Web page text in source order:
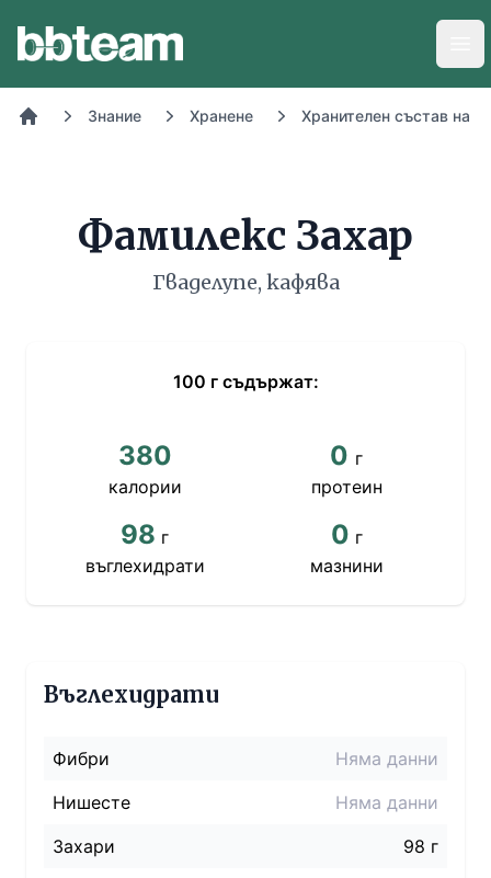
Знание Хранене Хранителен състав на
Фамилекс Захар
Гваделупе, кафява
100 г съдържат:
380
калории
0 г
протеин
98 г
въглехидрати
0 г
мазнини
Въглехидрати
Фибри
Няма данни
Нишесте
Няма данни
Захари
98 г